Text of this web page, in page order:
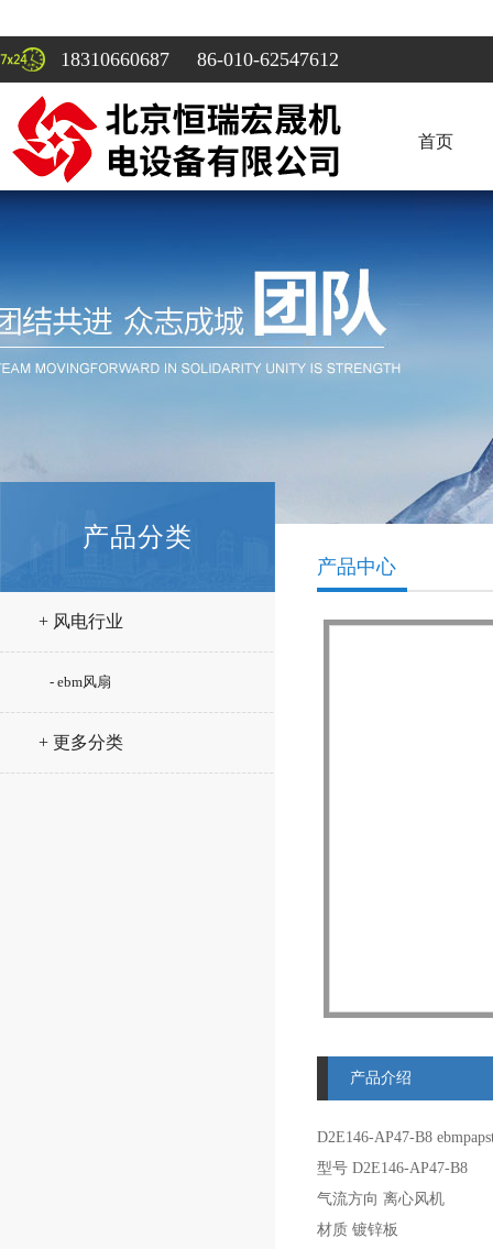
18310660687 86-010-62547612
首页
产品分类
+ 风电行业
- ebm风扇
+ 更多分类
产品中心
产品介绍
D2E146-AP47-B8
型号 D2E146-AP47-B8
气流方向 离心风机
材质 镀锌板